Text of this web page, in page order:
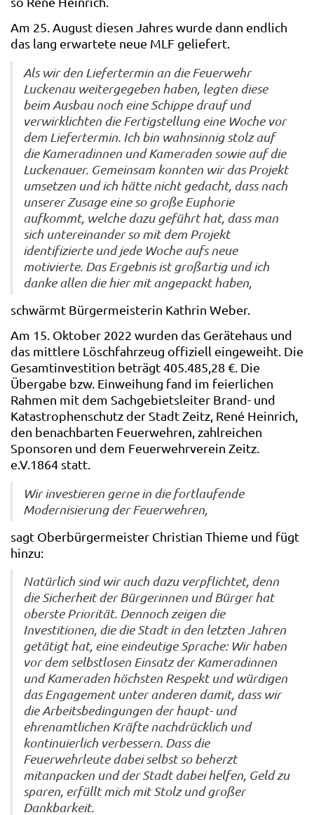
Am 25. August diesen Jahres wurde dann endlich
das lang erwartete neue MLF geliefert.
Als wir den Liefertermin an die Feuerwehr
Luckenau weitergegeben haben, legten diese
beim Ausbau noch eine Schippe drauf und
verwirklichten die Fertigstellung eine Woche vor
dem Liefertermin. Ich bin wahnsinnig stolz auf
die Kameradinnen und Kameraden sowie auf die
Luckenauer. Gemeinsam konnten wir das Projekt
umsetzen und ich hätte nicht gedacht, dass nach
unserer Zusage eine so große Euphorie
aufkommt, welche dazu geführt hat, dass man
sich untereinander so mit dem Projekt
identifizierte und jede Woche aufs neue
motivierte. Das Ergebnis ist großartig und ich
danke allen die hier mit angepackt haben,
schwärmt Bürgermeisterin Kathrin Weber.
Am 15. Oktober 2022 wurden das Gerätehaus und
das mittlere Löschfahrzeug offiziell eingeweiht. Die
Gesamtinvestition beträgt 405.485,28 €. Die
Übergabe bzw. Einweihung fand im feierlichen
Rahmen mit dem Sachgebietsleiter Brand- und
Katastrophenschutz der Stadt Zeitz, René Heinrich,
den benachbarten Feuerwehren, zahlreichen
Sponsoren und dem Feuerwehrverein Zeitz.
e.V.1864 statt.
Wir investieren gerne in die fortlaufende
Modernisierung der Feuerwehren,
sagt Oberbürgermeister Christian Thieme und fügt
hinzu:
Natürlich sind wir auch dazu verpflichtet, denn
die Sicherheit der Bürgerinnen und Bürger hat
oberste Priorität. Dennoch zeigen die
Investitionen, die die Stadt in den letzten Jahren
getätigt hat, eine eindeutige Sprache: Wir haben
vor dem selbstlosen Einsatz der Kameradinnen
und Kameraden höchsten Respekt und würdigen
das Engagement unter anderen damit, dass wir
die Arbeitsbedingungen der haupt- und
ehrenamtlichen Kräfte nachdrücklich und
kontinuierlich verbessern. Dass die
Feuerwehrleute dabei selbst so beherzt
mitanpacken und der Stadt dabei helfen, Geld zu
sparen, erfüllt mich mit Stolz und großer
Dankbarkeit.